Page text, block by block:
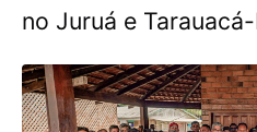
no Juruá e